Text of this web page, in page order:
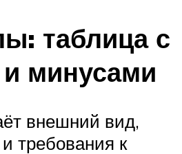
таблица с
минусами
внешний вид,
требования к